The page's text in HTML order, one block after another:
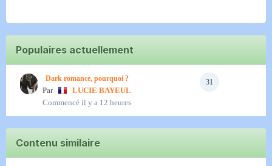
Populaires actuellement
31
Dark romance, pourquoi ?
Par
LUCIE BAYEUL
Commencé il y a 12 heures
Contenu similaire